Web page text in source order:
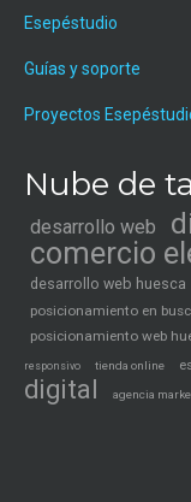
Esepéstudio
Guías y soporte
Proyectos
Nube de
desarrollo web
comercio
desarrollo web huesca
posicionamiento en
posicionamiento web
responsivo tienda online
digital
agencia